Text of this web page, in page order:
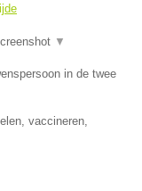
▼
in de twee
vaccineren,